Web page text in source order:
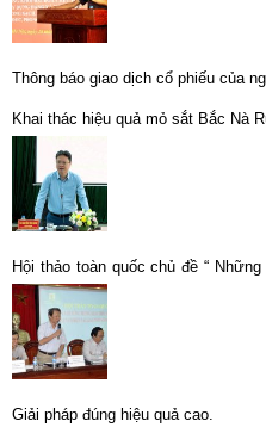
Thông báo giao dịch cổ phiếu của
Khai thác hiệu quả mỏ sắt Bắc Nà
Hội thảo toàn quốc chủ đề “
sản ở Việt Nam hiện nay, giải pháp
Giải pháp đúng hiệu quả cao.